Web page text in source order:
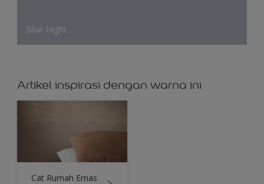
Artikel inspirasi dengan warna ini
Cat Rumah Emas